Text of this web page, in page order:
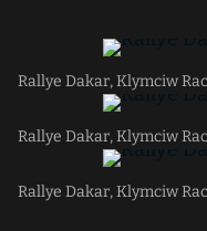
Rallye Dakar, Klymciw
Rallye Dakar, Klymciw
Rallye Dakar, Klymciw